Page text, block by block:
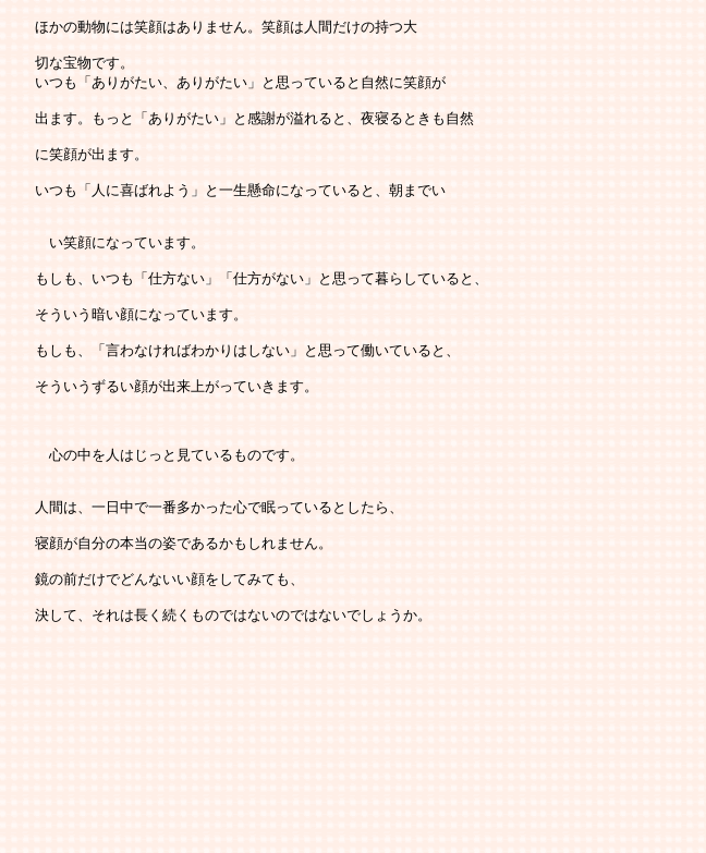
ほかの動物には笑顔はありません。笑顔は人間だけの持つ大
切な宝物です。
いつも「ありがたい、ありがたい」と思っていると自然に笑顔が
出ます。もっと「ありがたい」と感謝が溢れると、夜寝るときも自然
に笑顔が出ます。
いつも「人に喜ばれよう」と一生懸命になっていると、朝までい
い笑顔になっています。
もしも、いつも「仕方ない」「仕方がない」と思って暮らしていると、
そういう暗い顔になっています。
もしも、「言わなければわかりはしない」と思って働いていると、
そういうずるい顔が出来上がっていきます。
心の中を人はじっと見ているものです。
人間は、一日中で一番多かった心で眠っているとしたら、
寝顔が自分の本当の姿であるかもしれません。
鏡の前だけでどんないい顔をしてみても、
決して、それは長く続くものではないのではないでしょうか。